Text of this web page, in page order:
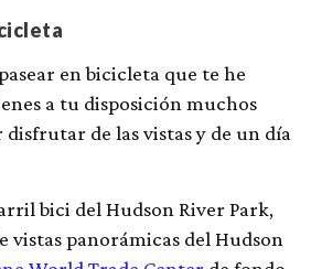
en bicicleta que te he
a tu disposición muchos
de las vistas y de un día
bici del Hudson River Park,
vistas panorámicas del Hudson